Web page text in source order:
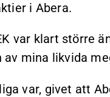
i Abera.
var klart större
mina likvida
var, givet att